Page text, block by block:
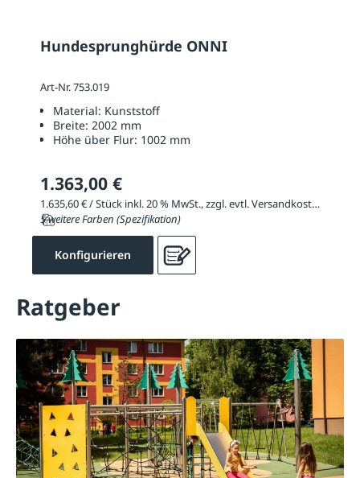
Hundesprunghürde ONNI
Art-Nr. 753.019
Material: Kunststoff
Breite: 2002 mm
Höhe über Flur: 1002 mm
1.363,00 €
1.635,60 € / Stück inkl. 20 % MwSt., zzgl. evtl. Versandkosten
5 weitere Farben (Spezifikation)
Konfigurieren
Ratgeber